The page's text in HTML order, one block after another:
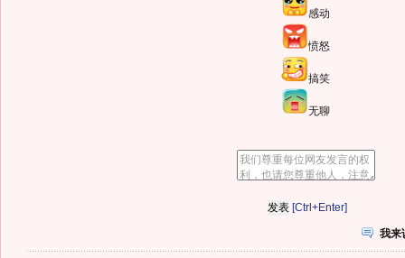
感动
愤怒
搞笑
无聊
[Ctrl+Enter]
我来